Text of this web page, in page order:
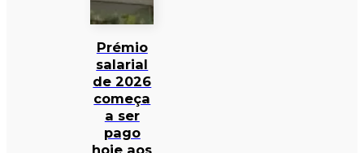
Prémio
salarial
de 2026
começa
a ser
pago
hoje aos